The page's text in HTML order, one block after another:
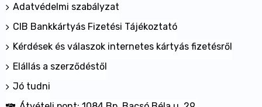
Adatvédelmi szabályzat
CIB Bankkártyás Fizetési Tájékoztató
Kérdések és válaszok internetes kártyás fizetésről
Elállás a szerződéstől
Jó tudni